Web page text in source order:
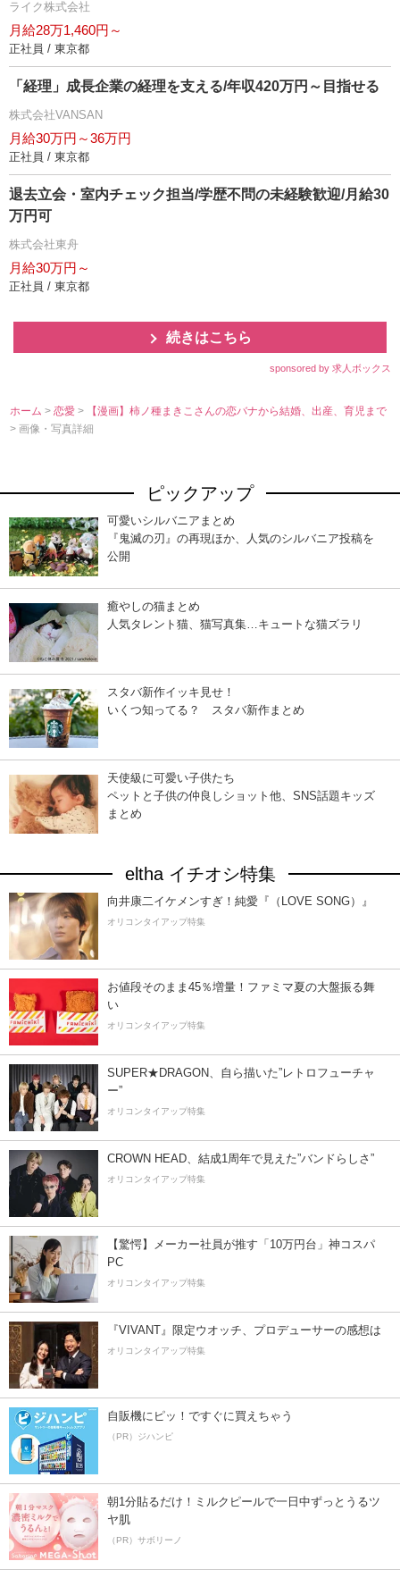
ライク株式会社
月給28万1,460円～
正社員 / 東京都
「経理」成長企業の経理を支える/年収420万円～目指せる
株式会社VANSAN
月給30万円～36万円
正社員 / 東京都
退去立会・室内チェック担当/学歴不問の未経験歓迎/月給30
万円可
株式会社東舟
月給30万円～
正社員 / 東京都
続きはこちら
sponsored by 求人ボックス
ホーム >恋愛>
【漫画】柿ノ種まきこさんの恋バナから結婚、出産、育児まで
> 画像・写真詳細
ピックアップ
可愛いシルバニアまとめ
『鬼滅の刃』の再現ほか、人気のシルバニア投稿を
公開
癒やしの猫まとめ
人気タレント猫、猫写真集…キュートな猫ズラリ
スタバ新作イッキ見せ！
いくつ知ってる？ スタバ新作まとめ
天使級に可愛い子供たち
ペットと子供の仲良しショット他、SNS話題キッズ
まとめ
eltha イチオシ特集
向井康二イケメンすぎ！純愛『（LOVE SONG）』
オリコンタイアップ特集
お値段そのまま45％増量！ファミマ夏の大盤振る舞
い
オリコンタイアップ特集
SUPER★DRAGON、自ら描いた”レトロフューチャ
ー”
オリコンタイアップ特集
CROWN HEAD、結成1周年で見えた”バンドらしさ”
オリコンタイアップ特集
【驚愕】メーカー社員が推す「10万円台」神コスパ
PC
オリコンタイアップ特集
『VIVANT』限定ウオッチ、プロデューサーの感想は
オリコンタイアップ特集
自販機にピッ！ですぐに買えちゃう
（PR）ジハンピ
朝1分貼るだけ！ミルクピールで一日中ずっとうるツ
ヤ肌
（PR）サボリーノ